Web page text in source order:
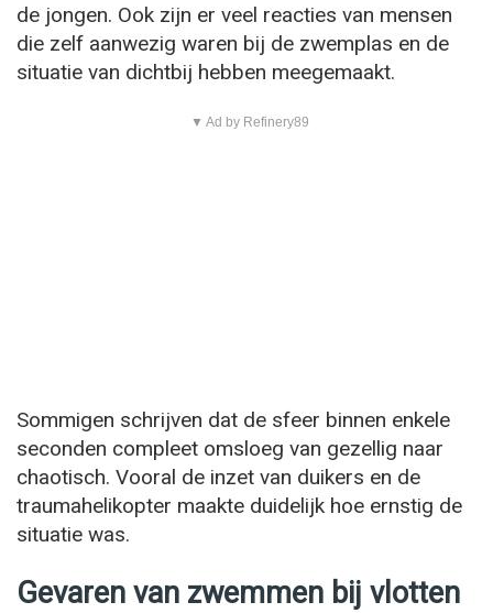
de jongen. Ook zijn er veel reacties van mensen
die zelf aanwezig waren bij de zwemplas en de
situatie van dichtbij hebben meegemaakt.
▼ Ad by Refinery89
Sommigen schrijven dat de sfeer binnen enkele
seconden compleet omsloeg van gezellig naar
chaotisch. Vooral de inzet van duikers en de
traumahelikopter maakte duidelijk hoe ernstig de
situatie was.
Gevaren van zwemmen bij vlotten